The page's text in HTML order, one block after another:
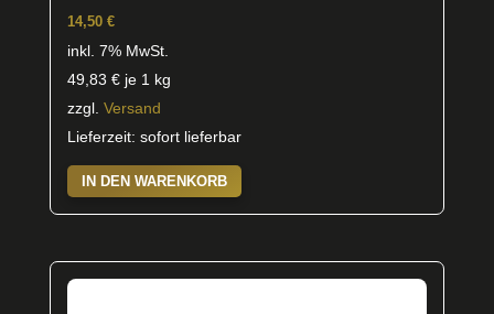
14,50 €
inkl. 7% MwSt.
49,83 €je 1 kg
zzgl. Versand
Lieferzeit: sofort lieferbar
IN DEN WARENKORB